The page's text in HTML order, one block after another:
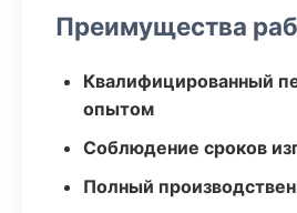
Преимущества
Квалифицированный
опытом
Соблюдение сроков
Полный